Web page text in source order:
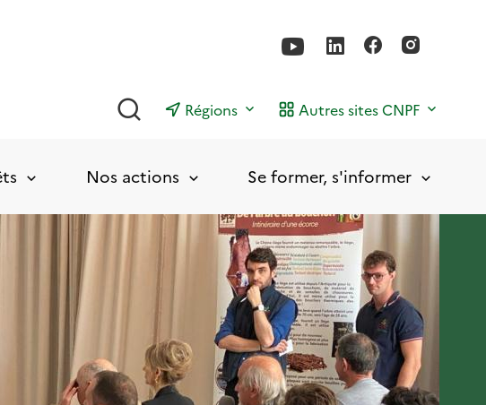
Rechercher
Régions Autres sites CNPF
Nos actions Se former, s'informer